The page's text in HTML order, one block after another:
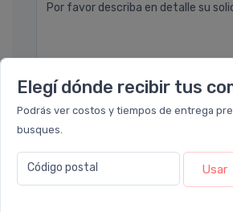
Elegí dónde recibir tus
Podrás ver costos y tiempos de entrega
busques.
Código postal Usar
Por favor describa en detalle su
Enviar consulta